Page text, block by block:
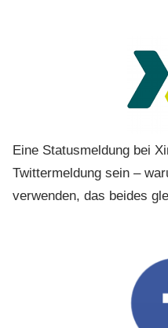
Eine Statusmeldung bei
Twittermeldung sein –
verwenden, das beides